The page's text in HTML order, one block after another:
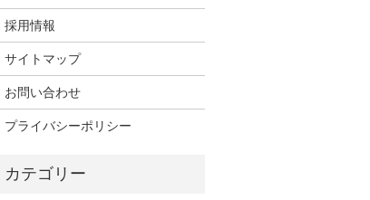
採用情報
サイトマップ
お問い合わせ
プライバシーポリシー